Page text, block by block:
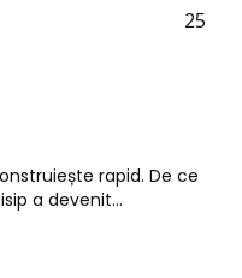
25
rapid. De ce
a devenit...